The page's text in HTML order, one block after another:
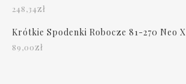
248,34zł
Krótkie Spodenki Robocze 81-270 Neo
89,00zł